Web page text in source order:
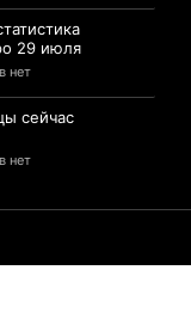
29 июля
нет
сейчас
нет